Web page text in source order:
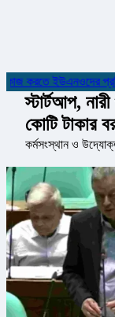
করতে ইউএনওদের প্রতি
স্টার্টআপ,
কোটি টাকার
কর্মসংস্থান ও